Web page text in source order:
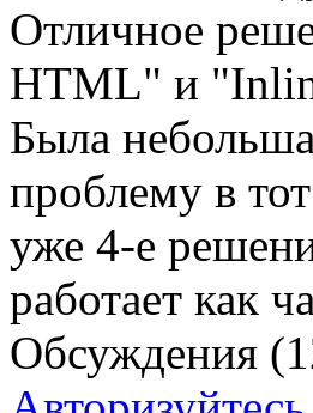
Отличное
HTML" и
Была
проблему в
уже 4-е
работает как
Обсуждения